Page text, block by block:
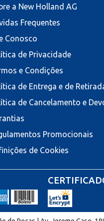
a New Holland AG
Frequentes
Conosco
de Privacidade
e Condições
de Entrega e de
de Cancelamento e
Promocionais
de Cookies